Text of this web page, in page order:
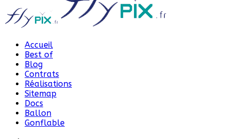
Accueil
Best of
Blog
Contrats
Réalisations
Sitemap
Docs
Ballon
Gonflable